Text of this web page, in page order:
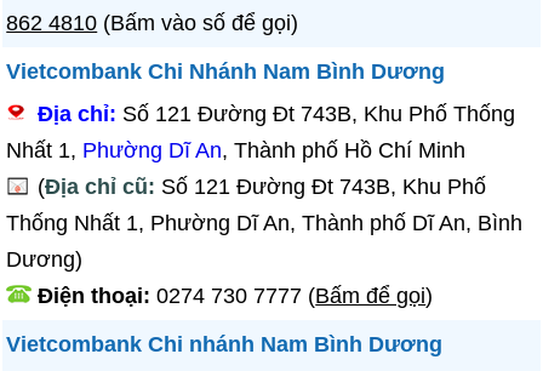
862 4810 (Bấm vào số để gọi)
Vietcombank Chi Nhánh Nam Bình Dương
Địa chỉ: Số 121 Đường Đt 743B, Khu Phố Thống
Nhất 1, Phường Dĩ An, Thành phố Hồ Chí Minh
(Địa chỉ cũ: Số 121 Đường Đt 743B, Khu Phố
Thống Nhất 1, Phường Dĩ An, Thành phố Dĩ An, Bình
Dương)
Điện thoại:0274 730 7777 (Bấm để gọi)
Vietcombank Chi nhánh Nam Bình Dương